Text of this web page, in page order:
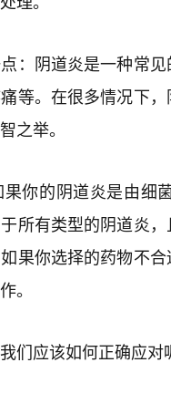
：阴道炎是一种常
等。在很多情况下
之举。
你的阴道炎是由细
所有类型的阴道炎
果你选择的药物不
。
们应该如何正确应对